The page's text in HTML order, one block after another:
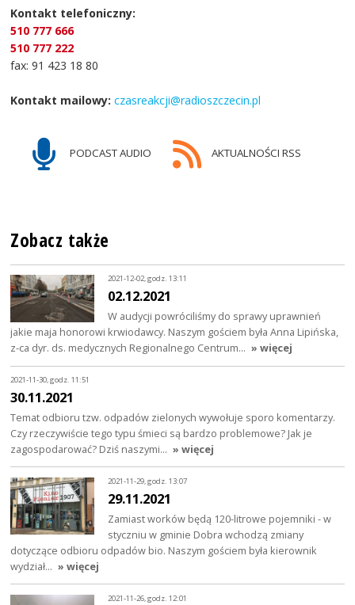
Kontakt telefoniczny:
510 777 666
510 777 222
fax: 91 423 18 80
Kontakt mailowy: czasreakcji@radioszczecin.pl
PODCAST AUDIO AKTUALNOŚCI RSS
Zobacz także
2021-12-02, godz. 13:11
02.12.2021
W audycji powróciliśmy do sprawy uprawnień
jakie maja honorowi krwiodawcy. Naszym gościem była Anna Lipińska,
z-ca dyr. ds. medycznych Regionalnego Centrum… » więcej
2021-11-30, godz. 11:51
30.11.2021
Temat odbioru tzw. odpadów zielonych wywołuje sporo komentarzy.
Czy rzeczywiście tego typu śmieci są bardzo problemowe? Jak je
zagospodarować? Dziś naszymi… » więcej
2021-11-29, godz. 13:07
29.11.2021
Zamiast worków będą 120-litrowe pojemniki - w
styczniu w gminie Dobra wchodzą zmiany
dotyczące odbioru odpadów bio. Naszym gościem była kierownik
wydział… » więcej
2021-11-26, godz. 12:01